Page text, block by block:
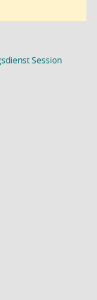
Session(Wird in